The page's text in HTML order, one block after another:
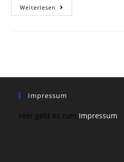
Weiterlesen Analyse
Der
Impressum
Hier geht es zum Impressum